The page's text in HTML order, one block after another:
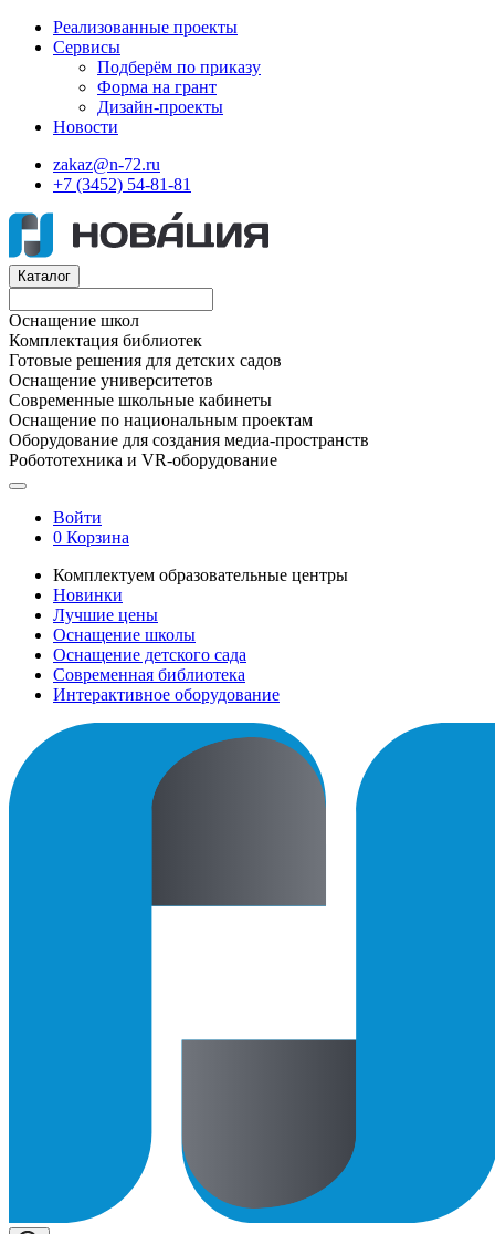
Реализованные проекты
Сервисы
Подберём по приказу
Форма на грант
Дизайн-проекты
Новости
zakaz@n-72.ru
+7 (3452) 54-81-81
Каталог
Оснащение школ
Комплектация библиотек
Готовые решения для детских садов
Оснащение университетов
Современные школьные кабинеты
Оснащение по национальным проектам
Оборудование для создания медиа-пространств
Робототехника и VR-оборудование
Войти
0 Корзина
Комплектуем образовательные центры
Новинки
Лучшие цены
Оснащение школы
Оснащение детского сада
Современная библиотека
Интерактивное оборудование